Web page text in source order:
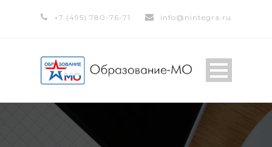
+7 (495) 780-76-71 info@nintegra.ru